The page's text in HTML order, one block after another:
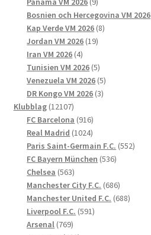
produkter
Bosnien och Hercegovina VM 2026
Kap Verde VM 2026 88
Jordan VM 2026 1919
Iran VM 2026 44
produkter
Tunisien VM 2026 55
produkter
Venezuela VM 2026 55
DR Kongo VM 2026 33
Klubblag 1210712107
produkter
FC Barcelona 916916
produkter
Real Madrid 10241024
produkter
Paris Saint-Germain F.C. 552552
FC Bayern München 536536
Chelsea 563563
produkter
Manchester City F.C. 686686
produkter
Manchester United F.C. 688688
Liverpool F.C. 591591
Arsenal 769769